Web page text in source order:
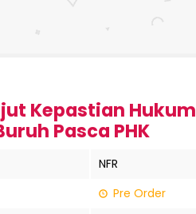
Pe Kepastian Hukum
Pasca PHK
NFR
Pre Order